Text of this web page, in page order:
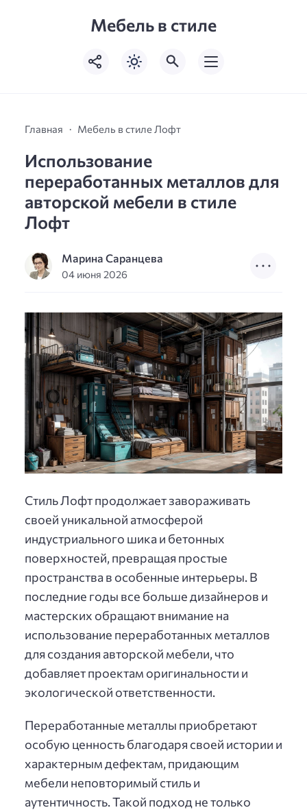
Мебель в стиле
Главная Мебель в стиле Лофт
Использование
переработанных металлов для
авторской мебели в стиле
Лофт
Марина Саранцева
04 июня 2026
Стиль Лофт продолжает завораживать
своей уникальной атмосферой
индустриального шика и бетонных
поверхностей, превращая простые
пространства в особенные интерьеры. В
последние годы все больше дизайнеров и
мастерских обращают внимание на
использование переработанных металлов
для создания авторской мебели, что
добавляет проектам оригинальности и
экологической ответственности.
Переработанные металлы приобретают
особую ценность благодаря своей истории и
характерным дефектам, придающим
мебели неповторимый стиль и
аутентичность. Такой подход не только